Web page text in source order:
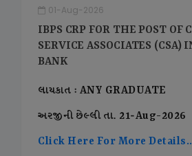
01-Aug-2026
IBPS CRP FOR THE POST OF
SERVICE ASSOCIATES (CSA)
BANK
લાયકાત : ANY GRADUATE
અરજીની છેલ્લી તા. 21-Aug-2026
Click Here For More